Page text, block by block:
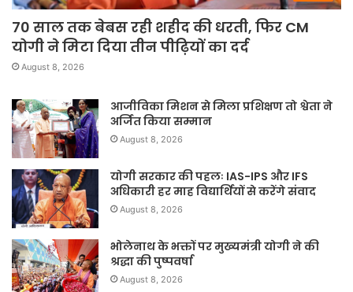
70 साल तक बेबस रही शहीद की धरती, फिर CM
योगी ने मिटा दिया तीन पीढ़ियों का दर्द
August 8, 2026
आजीविका मिशन से मिला प्रशिक्षण तो श्वेता ने
अर्जित किया सम्मान
August 8, 2026
योगी सरकार की पहलः IAS-IPS और IFS
अधिकारी हर माह विद्यार्थियों से करेंगे संवाद
August 8, 2026
भोलेनाथ के भक्तों पर मुख्यमंत्री योगी ने की
श्रद्धा की पुष्पवर्षा
August 8, 2026